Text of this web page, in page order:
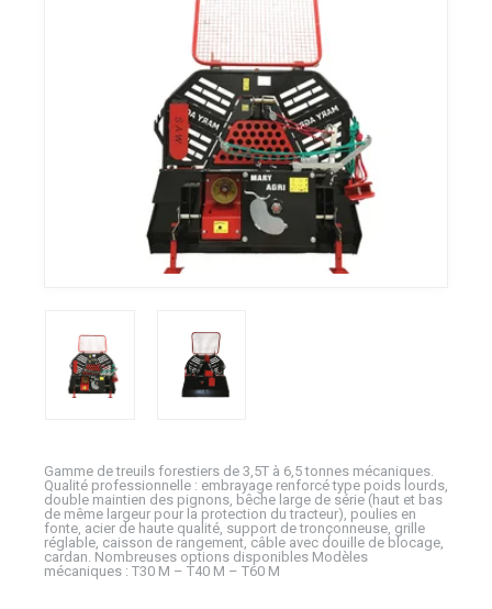
Gamme de treuils forestiers de 3,5T à 6,5 tonnes mécaniques.
Qualité professionnelle : embrayage renforcé type poids lourds,
double maintien des pignons, bêche large de série (haut et bas
de même largeur pour la protection du tracteur), poulies en
fonte, acier de haute qualité, support de tronçonneuse, grille
réglable, caisson de rangement, câble avec douille de blocage,
cardan. Nombreuses options disponibles Modèles
mécaniques : T30 M – T40 M – T60 M